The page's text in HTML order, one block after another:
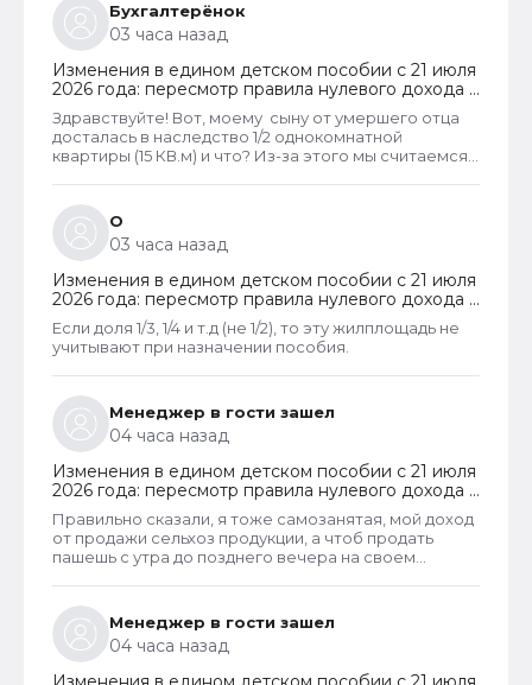
Бухгалтерёнок
03 часа назад
Изменения в едином детском пособии с 21 июля
2026 года: пересмотр правила нулевого дохода и
новый порядок оформления пособий по месту
пребывания
Здравствуйте! Вот, моему сыну от умершего отца
досталась в наследство 1/2 однокомнатной
квартиры (15 КВ.м) и что? Из-за этого мы считаемся
наследства играют роль.
О
03 часа назад
Изменения в едином детском пособии с 21 июля
2026 года: пересмотр правила нулевого дохода и
новый порядок оформления пособий по месту
пребывания
Если доля 1/3, 1/4 и т.д (не 1/2), то эту жилплощадь не
учитывают при назначении пособия.
Менеджер в гости зашел
04 часа назад
Изменения в едином детском пособии с 21 июля
2026 года: пересмотр правила нулевого дохода и
новый порядок оформления пособий по месту
пребывания
Правильно сказали, я тоже самозанятая, мой доход
от продажи сельхоз продукции, а чтоб продать
пашешь с утра до позднего вечера на своем
Менеджер в гости зашел
04 часа назад